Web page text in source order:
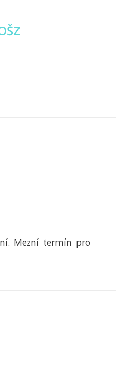
Mezní termín pro